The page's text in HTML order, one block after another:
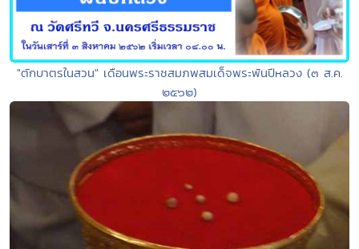
"ตักบาตรในสวน" เดือนพระราชสมภพสมเด็จพระพันปีหลวง (๓ ส.ค.
๒๕๖๒)